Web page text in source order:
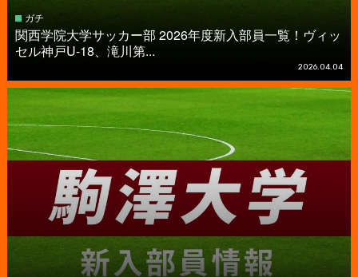
ガチ
関西学院大学サッカー部 2026年度新入部員一覧！ヴィッ
セル神戸U-18、滝川第...
2026.04.04